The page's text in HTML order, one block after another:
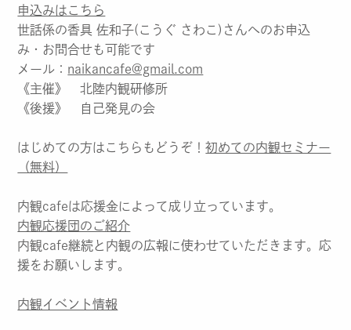
申込みはこちら
世話係の香具 佐和子(こうぐ さわこ)さんへのお申込
み・お問合せも可能です
メール： naikancafe@gmail.com
《主催》 北陸内観研修所
《後援》 自己発見の会
はじめての方はこちらもどうぞ！初めての内観セミナー
（無料）
内観cafeは応援金によって成り立っています。
内観応援団のご紹介
内観cafe継続と内観の広報に使わせていただきます。応
援をお願いします。
内観イベント情報